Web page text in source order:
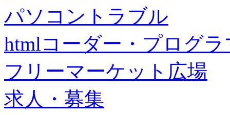
パソコントラブル
htmlコーダー・プログラ
フリーマーケット広場
求人・募集